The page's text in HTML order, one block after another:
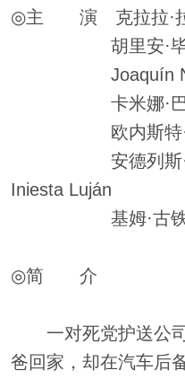
◎主 演 克拉拉·拉
胡里安·毕亚格
Joaquín
卡米娜·巴利奥
欧内斯特·艾戴
安德列斯·伊涅
Iniesta Luján
基姆·古铁雷
◎简 介
一对死党护送公司
爸回家，却在汽车后